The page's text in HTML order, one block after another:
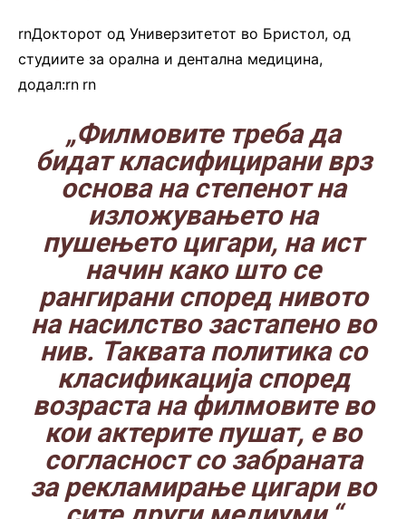
rnДокторот од Универзитетот во Бристол, од
студиите за орална и дентална медицина,
додал:rn rn
„Филмовите треба да
бидат класифицирани врз
основа на степенот на
изложувањето на
пушењето цигари, на ист
начин како што се
рангирани според нивото
на насилство застапено во
нив. Таквата политика со
класификација според
возраста на филмовите во
кои актерите пушат, е во
согласност со забраната
за рекламирање цигари во